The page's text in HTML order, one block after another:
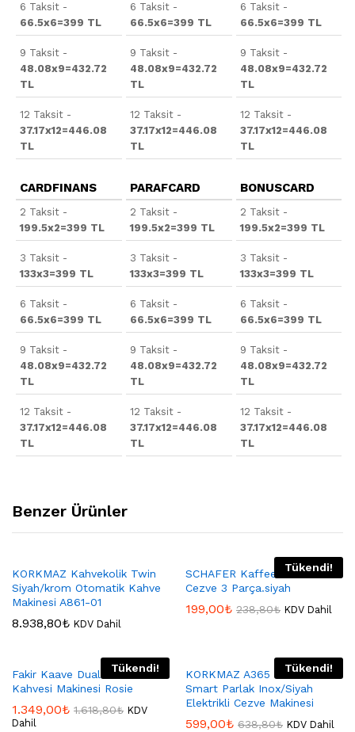
6 Taksit -
66.5x6=399 TL
9 Taksit -
48.08x9=432.72
TL
12 Taksit -
37.17x12=446.08
TL
6 Taksit -
66.5x6=399 TL
9 Taksit -
48.08x9=432.72
TL
12 Taksit -
37.17x12=446.08
TL
6 Taksit -
66.5x6=399 TL
9 Taksit -
48.08x9=432.72
TL
12 Taksit -
37.17x12=446.08
TL
CARDFINANS
2 Taksit -
199.5x2=399 TL
3 Taksit -
133x3=399 TL
6 Taksit -
66.5x6=399 TL
9 Taksit -
48.08x9=432.72
TL
12 Taksit -
37.17x12=446.08
TL
PARAFCARD
2 Taksit -
199.5x2=399 TL
3 Taksit -
133x3=399 TL
6 Taksit -
66.5x6=399 TL
9 Taksit -
48.08x9=432.72
TL
12 Taksit -
37.17x12=446.08
TL
BONUSCARD
2 Taksit -
199.5x2=399 TL
3 Taksit -
133x3=399 TL
6 Taksit -
66.5x6=399 TL
9 Taksit -
48.08x9=432.72
TL
12 Taksit -
37.17x12=446.08
TL
Benzer Ürünler
KORKMAZ Kahvekolik Twin
Siyah/krom Otomatik Kahve
Makinesi A861-01
8.938,80₺ KDV Dahil
Tükendi!
SCHAFER Kaffeefan Elektrikli
Cezve 3 Parça.siyah
199,00₺ 238,80₺ KDV Dahil
Tükendi!
Fakir Kaave Dual Pro Türk
Kahvesi Makinesi Rosie
1.349,00₺ 1.618,80₺ KDV
Dahil
Tükendi!
KORKMAZ A365 Korkmaz
Smart Parlak Inox/Siyah
Elektrikli Cezve Makinesi
599,00₺ 638,80₺ KDV Dahil